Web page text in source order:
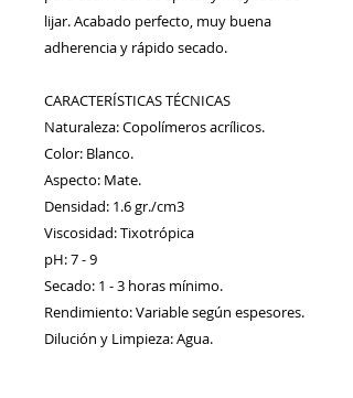
lijar. Acabado perfecto, muy buena
adherencia y rápido secado.
CARACTERÍSTICAS TÉCNICAS
Naturaleza: Copolímeros acrílicos.
Color: Blanco.
Aspecto: Mate.
Densidad: 1.6 gr./cm3
Viscosidad: Tixotrópica
pH: 7 - 9
Secado: 1 - 3 horas mínimo.
Rendimiento: Variable según espesores.
Dilución y Limpieza: Agua.